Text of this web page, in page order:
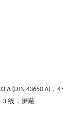
A (DIN 43650 A) ， 4
3 线，屏蔽